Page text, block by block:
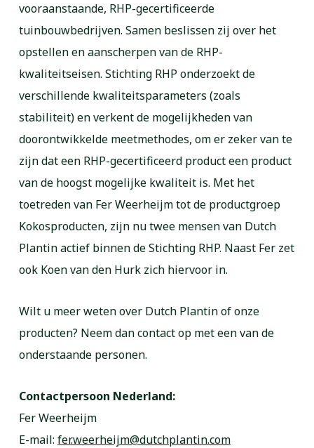
vooraanstaande, RHP-gecertificeerde
tuinbouwbedrijven. Samen beslissen zij over het
opstellen en aanscherpen van de RHP-
kwaliteitseisen. Stichting RHP onderzoekt de
verschillende kwaliteitsparameters (zoals
stabiliteit) en verkent de mogelijkheden van
doorontwikkelde meetmethodes, om er zeker van te
zijn dat een RHP-gecertificeerd product een product
van de hoogst mogelijke kwaliteit is. Met het
toetreden van Fer Weerheijm tot de productgroep
Kokosproducten, zijn nu twee mensen van Dutch
Plantin actief binnen de Stichting RHP. Naast Fer zet
ook Koen van den Hurk zich hiervoor in.
Wilt u meer weten over Dutch Plantin of onze
producten? Neem dan contact op met een van de
onderstaande personen.
Contactpersoon Nederland:
Fer Weerheijm
E-mail: fer.weerheijm@dutchplantin.com